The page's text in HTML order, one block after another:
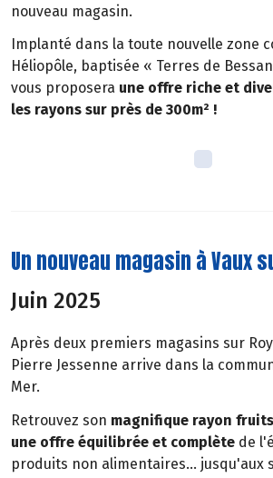
nouveau magasin.
Implanté dans la toute nouvelle zone
Héliopôle, baptisée « Terres de
vous proposera une offre riche et
les rayons sur près de 300m² !
Un nouveau magasin à Vaux
Juin 2025
Après deux premiers magasins sur
Pierre Jessenne arrive dans la
Mer.
Retrouvez son magnifique rayon
une offre équilibrée et complète de
produits non alimentaires... jusqu'aux